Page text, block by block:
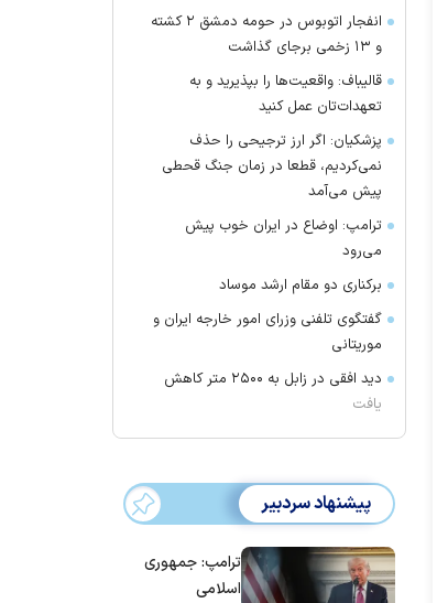
انفجار اتوبوس در حومه دمشق ۲ کشته
و ۱۳ زخمی برجای گذاشت
قالیباف: واقعیت‌ها را بپذیرید و به
تعهدات‌تان عمل کنید
پزشکیان: اگر ارز ترجیحی را حذف
نمی‌کردیم، قطعا در زمان جنگ قحطی
پیش می‌آمد
ترامپ: اوضاع در ایران خوب پیش
می‌رود
برکناری دو مقام ارشد موساد
گفتگوی تلفنی وزرای امور خارجه ایران و
موریتانی
دید افقی در زابل به ۲۵۰۰ متر کاهش
یافت
پیشنهاد سردبیر
ترامپ: جمهوری
اسلامی